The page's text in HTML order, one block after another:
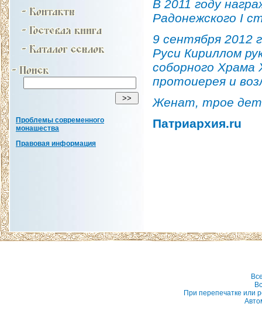
Проблемы современного
монашества
Правовая информация
В 2011 году
Радонежского I
9 сентября 2012
Руси Кириллом
соборного Храма
протоиерея и
Женат, трое
Патриархия.ru
При перепечатке или